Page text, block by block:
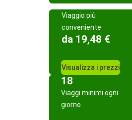
Viaggio più
conveniente
da 19,48 €
Visualizza i prezzi
18
Viaggi minimi ogni
giorno